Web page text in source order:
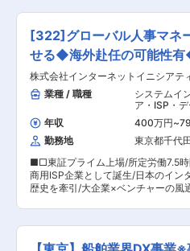
ムです。 ・福岡、佐賀、鹿児島、
活性化協議会の外部委託専門家とし
件を頂いております。 また、九州経
州全域の中小企業活性化協議会によ
ーでの登壇実績もあり、報告書の完
も高いご評価を頂いております。 変更の範囲：会
て、中堅・中小企業が抱える経営課
けて、事業再生、M&A事業承継、
組織コンサルなどを組み合わせて最
ていきます。 業界、経営課題ごとの
なく、1社1チーム（3〜4名）で担
為、コンサル未経験の方にとっては
M&A・海外進出などあらゆる経営課
キルUPできる環境です。業務はま
経営者等へのインタビューを行い、
出し、改善に向けた方向性を設計し
の方向性について、具体的なプラニ
値に落とし込み、事業計画をまとめ
更に、その計画を実行し確実に実績
ろまで支援を行います。 ■山田コンサルの魅力：
・早いうちからメイン担当として少
ムでコンサルタント業務に携わるこ
す。 ■一人前のコンサルタントに育て上げる基
[322]グローバル人事マネ
せる◆海外赴任の可能性
株式会社インターネットイニシアテ
ム）
業種 / 職種
システムイ
ア・ISP・
務・人事制
ント
年収 400万円~
勤務地
東京都千代
■□東証プライム上場/所定労働7.5
商用ISP企業として誕生/日本のイン
歴史を牽引/大企業×ベンチャーの風
業務内容： 本ポジションでは、グロ
ームにおける各施策やメンバーマネ